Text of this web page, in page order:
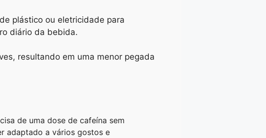
plástico ou eletricidade para
diário da bebida.
resultando em uma menor pegada
de uma dose de cafeína sem
adaptado a vários gostos e